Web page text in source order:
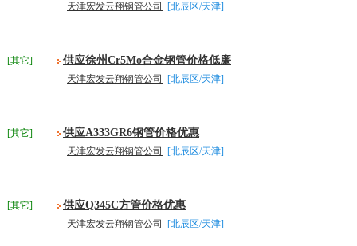
天津宏发云翔钢管公司 [北辰区/天津]
[其它] 供应徐州Cr5Mo合金钢管价格低廉
天津宏发云翔钢管公司 [北辰区/天津]
[其它] 供应A333GR6钢管价格优惠
天津宏发云翔钢管公司 [北辰区/天津]
[其它] 供应Q345C方管价格优惠
天津宏发云翔钢管公司 [北辰区/天津]